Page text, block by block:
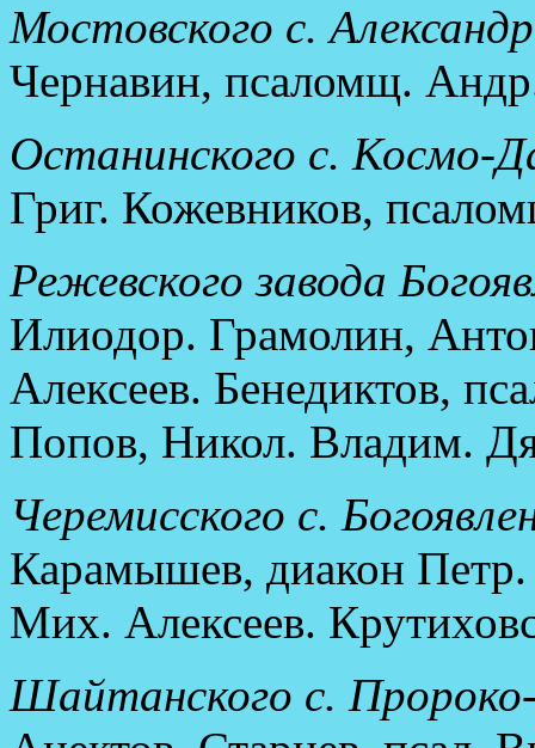
Мостовского с.
Чернавин, псаломщ.
Останинского с. Космо-
Григ. Кожевников,
Режевского завода
Илиодор. Грамолин,
Алексеев. Бенедиктов,
Попов, Никол. Владим.
Черемисского с.
Карамышев, диакон
Мих. Алексеев.
Шайтанского с.